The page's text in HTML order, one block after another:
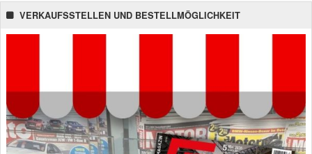
VERKAUFSSTELLEN UND BESTELLMÖGLICHKEIT